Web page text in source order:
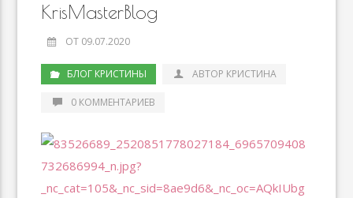
KrisMasterBlog
ОТ 09.07.2020
БЛОГ КРИСТИНЫ АВТОР КРИСТИНА
0 КОММЕНТАРИЕВ